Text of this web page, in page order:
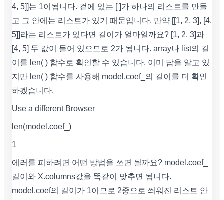
4, 5]]는 1이됩니다. 겉에 있는 [ ]가 하나의 리스트를 만들
고 그 안에는 리스트가 있기 때문입니다. 만약 [[1, 2, 3], [4,
5]]라는 리스트가 있다면 길이가 얼마일까요? [1, 2, 3]과
[4, 5] 두 값이 들어 있으므로 2가 됩니다. array나 list의 길
이를 len( ) 함수로 확인할 수 있습니다. 이미 답을 알고 있
지만 len( ) 함수를 사용해 model.coef_의 길이를 더 확인
하겠습니다.
Use a different Browser
len(model.coef_)
1
에러를 피하려면 어떤 방법을 쓰면 될까요? model.coef_
길이와 X.columns값을 똑같이 맞추면 됩니다.
model.coef의 길이가 1이므로 2중으로 씌워진 리스트 안